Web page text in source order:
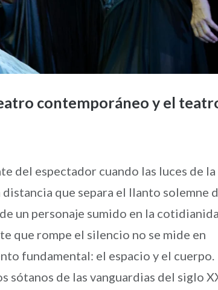
contemporáneo y el
del espectador cuando las luces de la
que separa el llanto solemne
un personaje sumido en la
que rompe el silencio no se mide en
fundamental: el espacio y el cuerpo.
sótanos de las vanguardias del siglo